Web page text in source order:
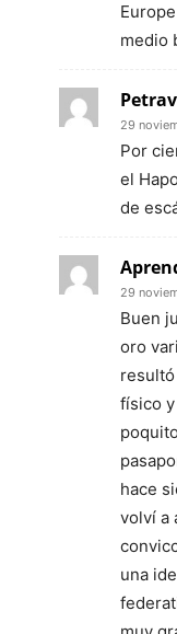
medio
29
Por
el
de
29
Buen
oro
físico
hace
volví a
una